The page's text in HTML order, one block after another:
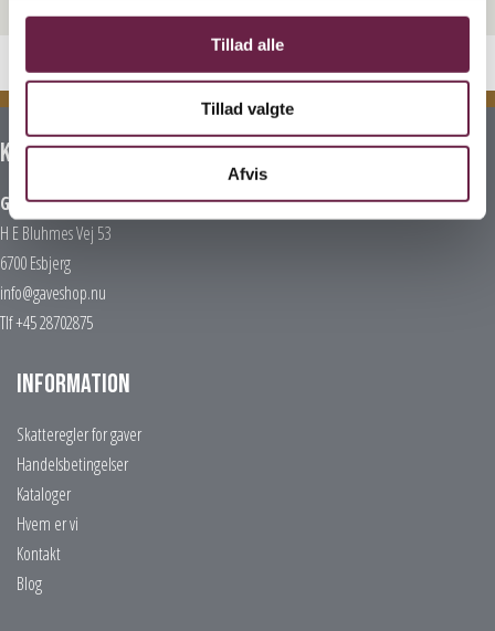
Tillad alle
Tillad valgte
Afvis
Kontakt
Gaveshop.nu
H E Bluhmes Vej 53
6700 Esbjerg
info@gaveshop.nu
Tlf +45 28702875
Information
Skatteregler for gaver
Handelsbetingelser
Kataloger
Hvem er vi
Kontakt
Blog